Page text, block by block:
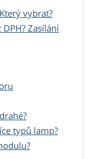
vybrat?
Zasílání
typů lamp?